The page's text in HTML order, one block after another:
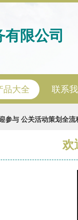
限公司
品大全 联系
参与 公关活动策划全流
欢